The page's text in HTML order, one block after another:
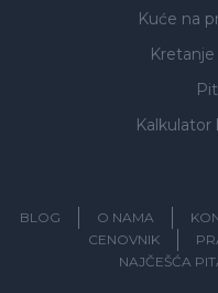
Kuće na
Kalkulator
BLOG O NAMA
CENOVNIK
NAJČEŠĆA